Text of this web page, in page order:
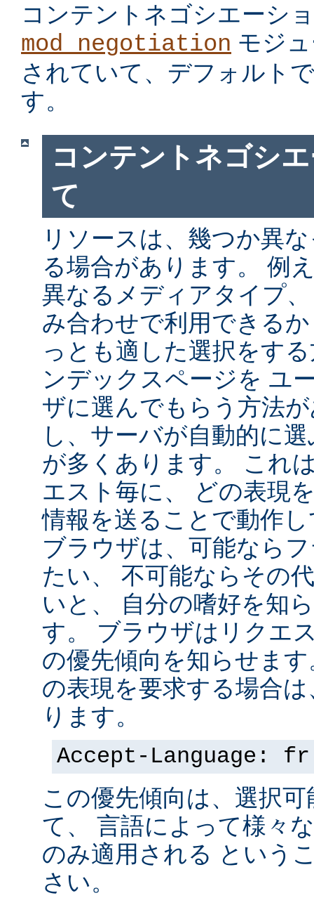
コンテントネゴシエーシ
mod_negotiation モジ
されていて、デフォルト
す。
コンテントネゴシ
て
リソースは、幾つか異
る場合があります。 例
異なるメディアタイプ
み合わせで利用できる
っとも適した選択をす
ンデックスページを ユ
ザに選んでもらう方法
し、サーバが自動的に
が多くあります。 これ
エスト毎に、 どの表現
情報を送ることで動作
ブラウザは、可能なら
たい、 不可能ならその
いと、 自分の嗜好を知
す。 ブラウザはリクエ
の優先傾向を知らせま
の表現を要求する場合
ります。
Accept-Language: fr
この優先傾向は、選択
て、 言語によって様々
のみ適用される という
さい。